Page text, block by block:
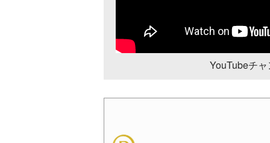
YouTubeチ